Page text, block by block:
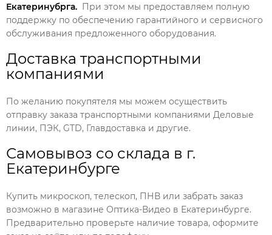
Екатеринубрга. При этом мы предоставляем полную
поддержку по обеспечению гарантийного и сервисного
обслуживания предложенного оборудования.
Доставка транспортными
компаниями
По желанию покупятеля мы можем осуществить
отправку заказа транспортными компаниями Деловые
линии, ПЭК, GTD, Главдоставка и другие.
Самовывоз со склада в г.
Екатеринбурге
Купить микроскоп, телескоп, ПНВ или забрать заказ
возможно в магазине Оптика-Видео в Екатеринбурге.
Предварительно проверьте наличие товара, оформите